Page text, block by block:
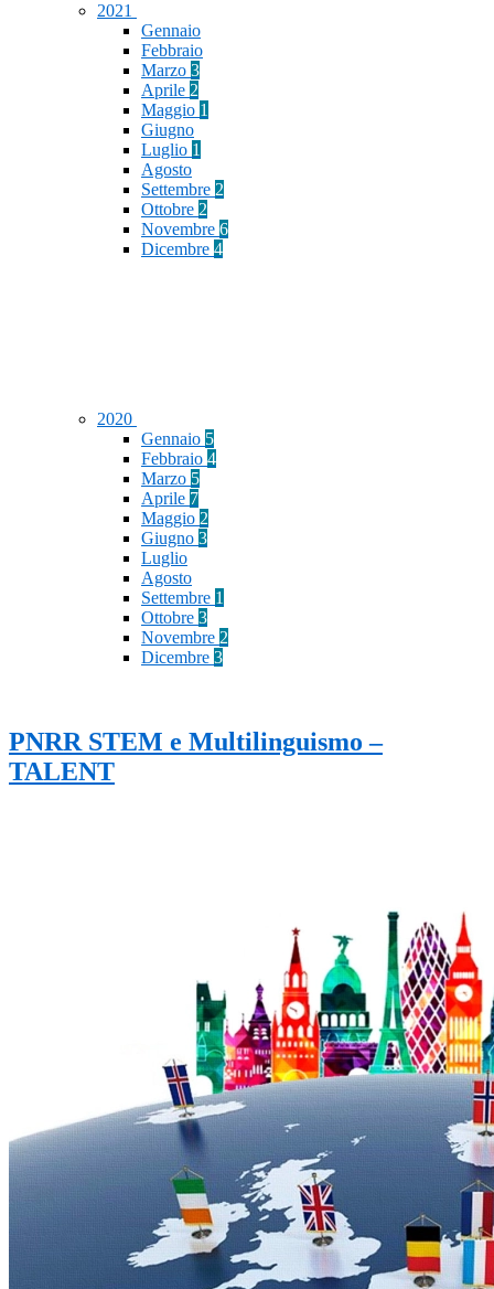
2021
Gennaio
Febbraio
Marzo 3
Aprile 2
Maggio 1
Giugno
Luglio 1
Agosto
Settembre 2
Ottobre 2
Novembre 6
Dicembre 4
2020
Gennaio 5
Febbraio 4
Marzo 5
Aprile 7
Maggio 2
Giugno 3
Luglio
Agosto
Settembre 1
Ottobre 3
Novembre 2
Dicembre 3
PNRR STEM e Multilinguismo –
TALENT